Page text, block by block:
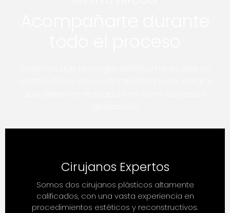
Cirujanos Expertos
Somos dos cirujanos plásticos altamente
calificados, con una vasta experiencia en
procedimientos estéticos y reconstructivos.